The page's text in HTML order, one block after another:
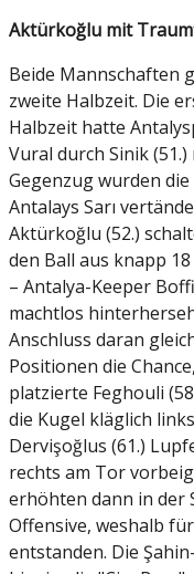
Aktürkoğlu mit
Beide Mannschaften
zweite Halbzeit. Die
Halbzeit hatte
Vural durch Sinik
Gegenzug wurden
Antalays Sarı
Aktürkoğlu (52.)
den Ball aus knapp
– Antalya-Keeper
machtlos
Anschluss daran
Positionen die
platzierte Feghouli
die Kugel kläglich
Dervişoğlus (61.)
rechts am Tor
erhöhten dann in der
Offensive, weshalb
entstanden. Die